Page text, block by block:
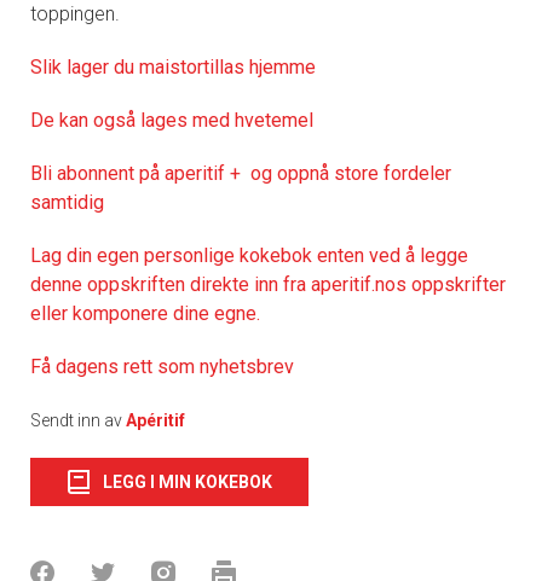
toppingen.
Slik lager du maistortillas hjemme
De kan også lages med hvetemel
Bli abonnent på aperitif + og oppnå store fordeler
samtidig
Lag din egen personlige kokebok enten ved å legge
denne oppskriften direkte inn fra aperitif.nos oppskrifter
eller komponere dine egne.
Få dagens rett som nyhetsbrev
Sendt inn avApéritif
LEGG I MIN KOKEBOK